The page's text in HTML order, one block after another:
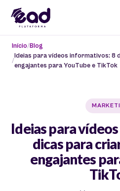
Início Blog
Ideias para vídeos informativos: 8
engajantes para YouTube e TikTok
Ideias para
dicas para
engajantes